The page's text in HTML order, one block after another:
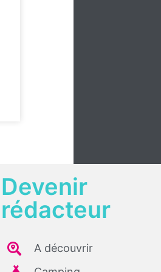
Devenir
rédacteur
A découvrir